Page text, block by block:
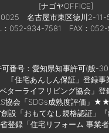
[ナゴヤOFFICE]
名古屋市東区徳川2-11-
：052-934-7581
FAX：
可番号：愛知県知事許可(般-
｢住宅あんしん保証」登録事
ターライフリビング協会」登
協会「SDGs成熟度評価」
設「おもてなし規格認証」
登録「住宅リフォーム 事業